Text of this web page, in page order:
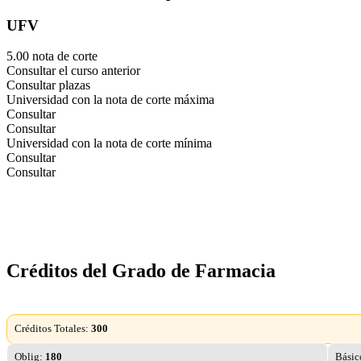
UFV
5.00 nota de corte
Consultar el curso anterior
Consultar plazas
Universidad con la nota de corte máxima
Consultar
Consultar
Universidad con la nota de corte mínima
Consultar
Consultar
Créditos del Grado de Farmacia
Créditos Totales: 300
Oblig: 180